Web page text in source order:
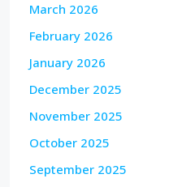
March 2026
February 2026
January 2026
December 2025
November 2025
October 2025
September 2025